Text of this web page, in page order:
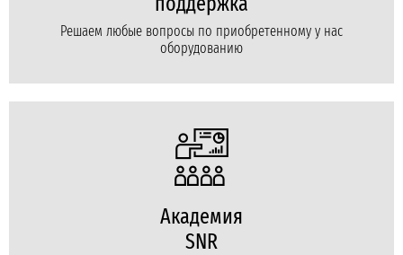
Решаем любые вопросы по приобретенному у нас
оборудованию
Академия
SNR